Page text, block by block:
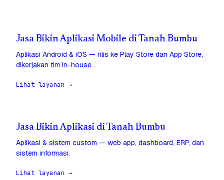
Jasa Bikin Aplikasi Mobile di Tanah Bumbu
Aplikasi Android & iOS — rilis ke Play Store dan App Store,
dikerjakan tim in-house.
Lihat layanan →
Jasa Bikin Aplikasi di Tanah Bumbu
Aplikasi & sistem custom — web app, dashboard, ERP, dan
sistem informasi.
Lihat layanan →